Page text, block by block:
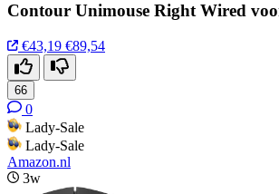
Contour Unimouse Right Wired
€43,19 €89,54
66
0
Lady-Sale
Lady-Sale
Amazon.nl
3w